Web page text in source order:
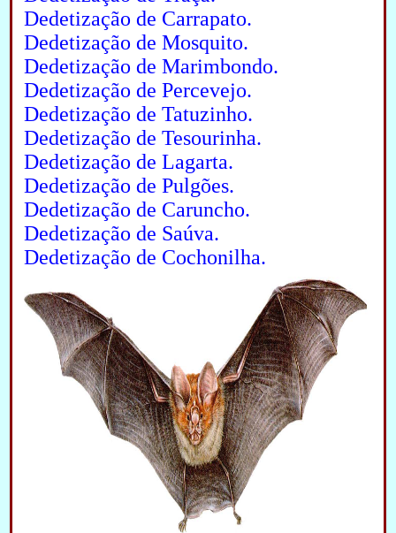
Dedetização de Carrapato.
Dedetização de Mosquito.
Dedetização de Marimbondo.
Dedetização de Percevejo.
Dedetização de Tatuzinho.
Dedetização de Tesourinha.
Dedetização de Lagarta.
Dedetização de Pulgões.
Dedetização de Caruncho.
Dedetização de Saúva.
Dedetização de Cochonilha.